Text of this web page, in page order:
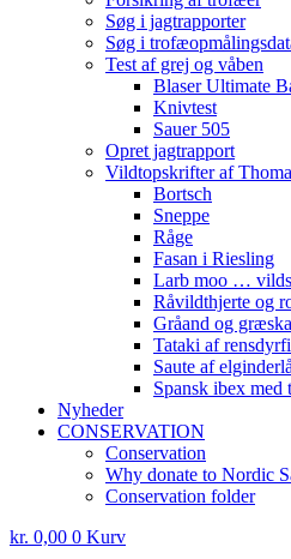
Søg i jagtrapporter
Søg i
Test af grej og våben
Blaser Ultimate
Knivtest
Sauer 505
Opret jagtrapport
Vildtopskrifter af
Bortsch
Sneppe
Råge
Fasan i Riesling
Larb moo …
Råvildthjerte og
Gråand og
Tataki af
Saute af
Spansk ibex med
Nyheder
CONSERVATION
Conservation
Why donate to Nordic
Conservation folder
kr. 0,00 0 Kurv